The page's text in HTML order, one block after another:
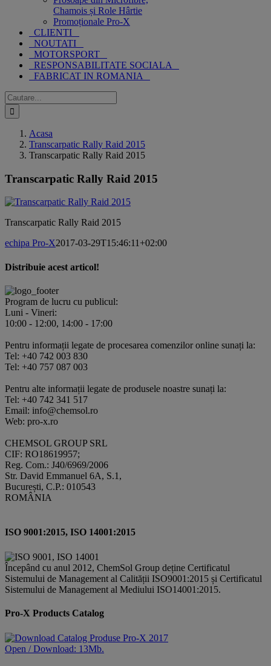
Chamois și Role Hârtie
Promoționale Pro-X
CLIENTI
NOUTATI
MOTORSPORT
RESPONSABILITATE SOCIALA
FABRICAT IN ROMANIA
Cautare...
Acasa
Transcarpatic Rally Raid 2015
Transcarpatic Rally Raid 2015
Transcarpatic Rally Raid 2015
Transcarpatic Rally Raid 2015
echipa Pro-X2017-03-29T15:46:11+02:00
Distribuie acest articol!
Facebook
X
Pinterest
E-
mail:
Program de lucru cu publicul:
Luni - Vineri:
10:00 - 12:00, 14:00 - 17:00
Pentru informații legate de procesarea comenzilor online sunați la:
Tel: +40 742 003 830
Tel: +40 757 087 003
Pentru alte informații legate de produsele noastre sunați la:
Tel: +40 742 341 517
Email: info@chemsol.ro
Web: pro-x.ro
CHEMSOL GROUP SRL
CIF: RO18619957;
Reg. Com.: J40/6969/2006
Str. David Emmanuel 6A, S.1,
București, C.P.: 010543
ROMÂNIA
ISO 9001:2015, ISO 14001:2015
Începând cu anul 2012, ChemSol Group deține Certificatul
Sistemului de Management al Calității ISO9001:2015 și Certificatul
Sistemului de Management al Mediului ISO14001:2015.
Pro-X Products Catalog
Open / Download: 13Mb.